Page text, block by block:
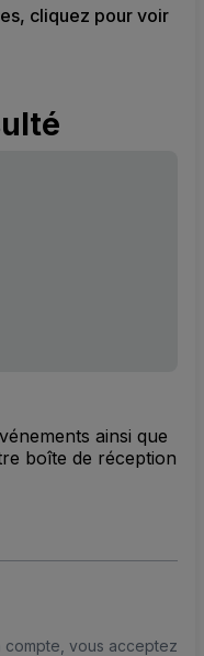
cliquez pour voir
ainsi que
boîte de réception
compte, vous acceptez